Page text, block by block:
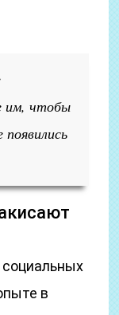
им, чтобы
в